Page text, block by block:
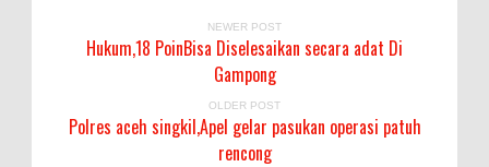
NEWER POST
Hukum,18 PoinBisa Diselesaikan secara adat Di
Gampong
OLDER POST
Polres aceh singkil,Apel gelar pasukan operasi patuh
rencong